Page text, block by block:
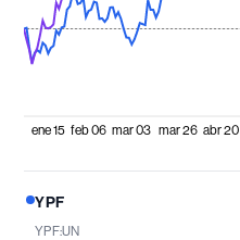
ene 15 feb 06 mar 03 mar 26 abr 20
YPF
YPF:UN